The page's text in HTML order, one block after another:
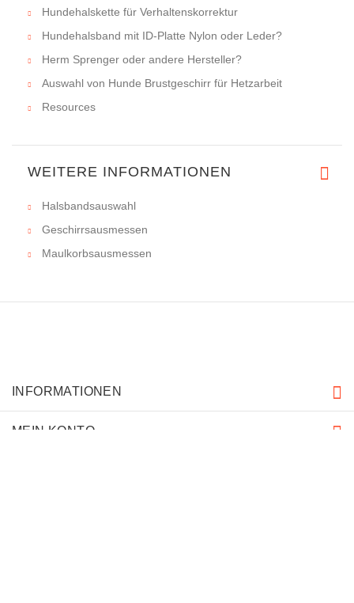
Hundehalskette für Verhaltenskorrektur
Hundehalsband mit ID-Platte Nylon oder Leder?
Herm Sprenger oder andere Hersteller?
Auswahl von Hunde Brustgeschirr für Hetzarbeit
Resources
WEITERE INFORMATIONEN
Halsbandsauswahl
Geschirrsausmessen
Maulkorbsausmessen
INFORMATIONEN
MEIN KONTO